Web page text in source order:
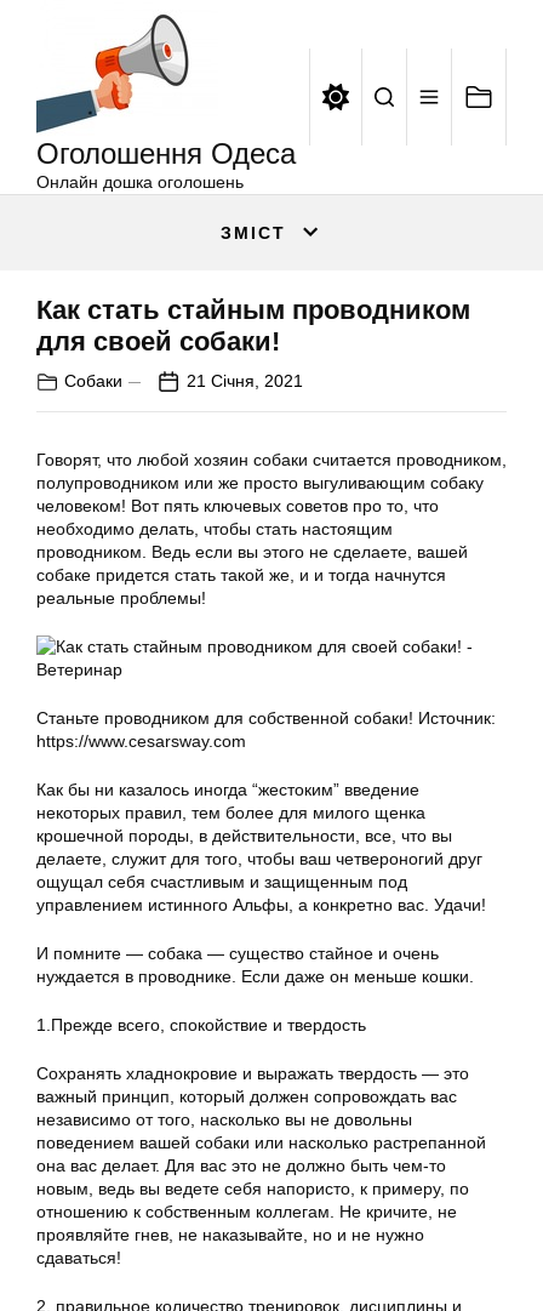
Оголошення Одеса
Онлайн дошка оголошень
ЗМІСТ
Как стать стайным проводником
для своей собаки!
Собаки 21 Січня, 2021
Говорят, что любой хозяин собаки считается проводником,
полупроводником или же просто выгуливающим собаку
человеком! Вот пять ключевых советов про то, что
необходимо делать, чтобы стать настоящим
проводником. Ведь если вы этого не сделаете, вашей
собаке придется стать такой же, и и тогда начнутся
реальные проблемы!
Станьте проводником для собственной собаки! Источник:
https://www.cesarsway.com
Как бы ни казалось иногда “жестоким” введение
некоторых правил, тем более для милого щенка
крошечной породы, в действительности, все, что вы
делаете, служит для того, чтобы ваш четвероногий друг
ощущал себя счастливым и защищенным под
управлением истинного Альфы, а конкретно вас. Удачи!
И помните — собака — существо стайное и очень
нуждается в проводнике. Если даже он меньше кошки.
1.Прежде всего, спокойствие и твердость
Сохранять хладнокровие и выражать твердость — это
важный принцип, который должен сопровождать вас
независимо от того, насколько вы не довольны
поведением вашей собаки или насколько растрепанной
она вас делает. Для вас это не должно быть чем-то
новым, ведь вы ведете себя напористо, к примеру, по
отношению к собственным коллегам. Не кричите, не
проявляйте гнев, не наказывайте, но и не нужно
сдаваться!
2. правильное количество тренировок, дисциплины и